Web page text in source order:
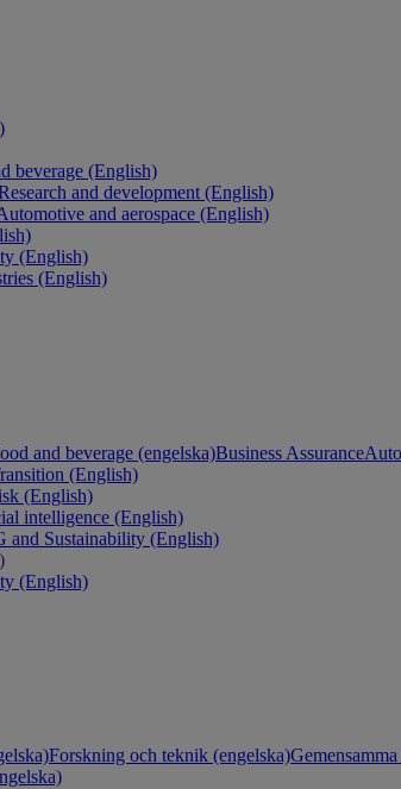
beverage (English)
and development (English)
and aerospace (English)
(English)
(English)
and beverage (engelska)Business Assurance
(English)
(English)
intelligence (English)
and Sustainability (English)
(English)
Forskning och teknik (engelska)